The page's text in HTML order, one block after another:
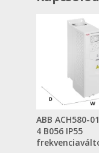
ABB ACH580-
4 B056 IP55